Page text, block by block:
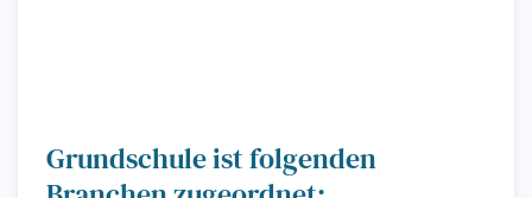
Grundschule ist folgenden